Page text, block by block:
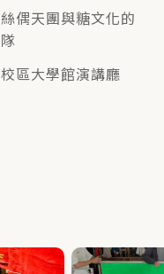
偶天團與糖文化的
區大學館演講廳